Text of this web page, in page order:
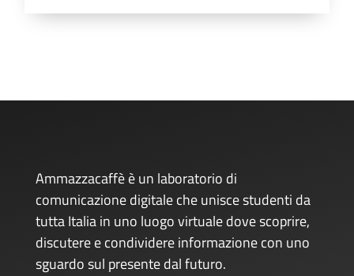
Ammazzacaffè è un laboratorio di
comunicazione digitale che unisce studenti da
tutta Italia in uno luogo virtuale dove scoprire,
discutere e condividere informazione con uno
sguardo sul presente dal futuro.